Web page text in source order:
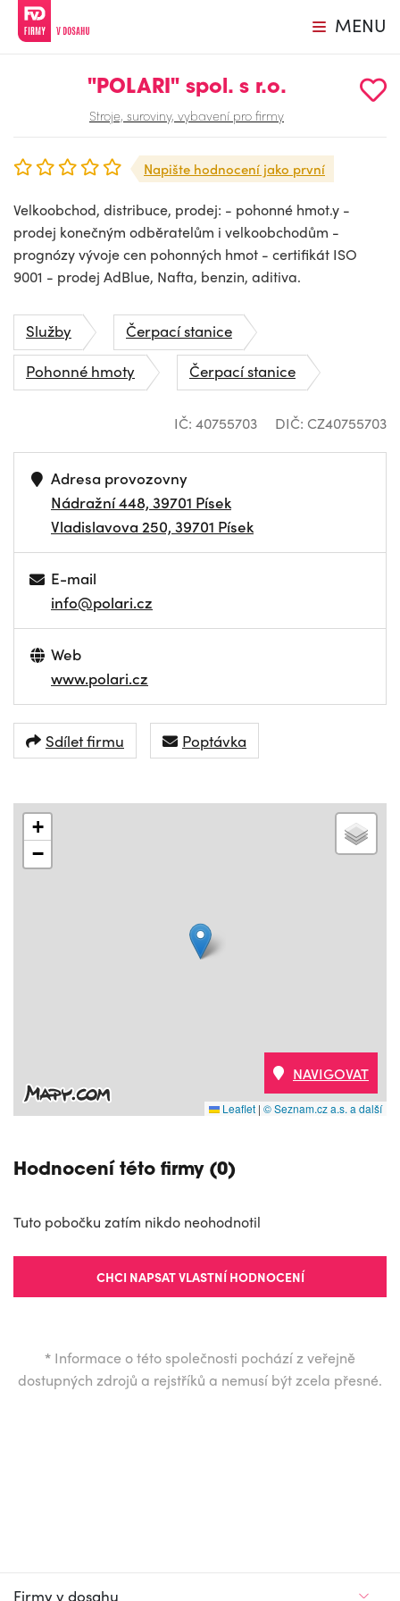
MENU
"POLARI" spol. s r.o.
Stroje, suroviny, vybavení pro firmy
Napište hodnocení jako první
Velkoobchod, distribuce, prodej: - pohonné hmot.y -
prodej konečným odběratelům i velkoobchodům -
prognózy vývoje cen pohonných hmot - certifikát ISO
9001 - prodej AdBlue, Nafta, benzin, aditiva.
Služby
Čerpací stanice
Pohonné hmoty
Čerpací stanice
IČ: 40755703 DIČ: CZ40755703
Adresa provozovny
Nádražní 448, 39701 Písek
Vladislavova 250, 39701 Písek
E-mail
info@polari.cz
Web
www.polari.cz
Sdílet firmu Poptávka
+
−
Leaflet | © Seznam.cz a.s. a další
NAVIGOVAT
Hodnocení této firmy (0)
Tuto pobočku zatím nikdo neohodnotil
CHCI NAPSAT VLASTNÍ HODNOCENÍ
* Informace o této společnosti pochází z veřejně
dostupných zdrojů a rejstříků a nemusí být zcela přesné.
Firmy v dosahu